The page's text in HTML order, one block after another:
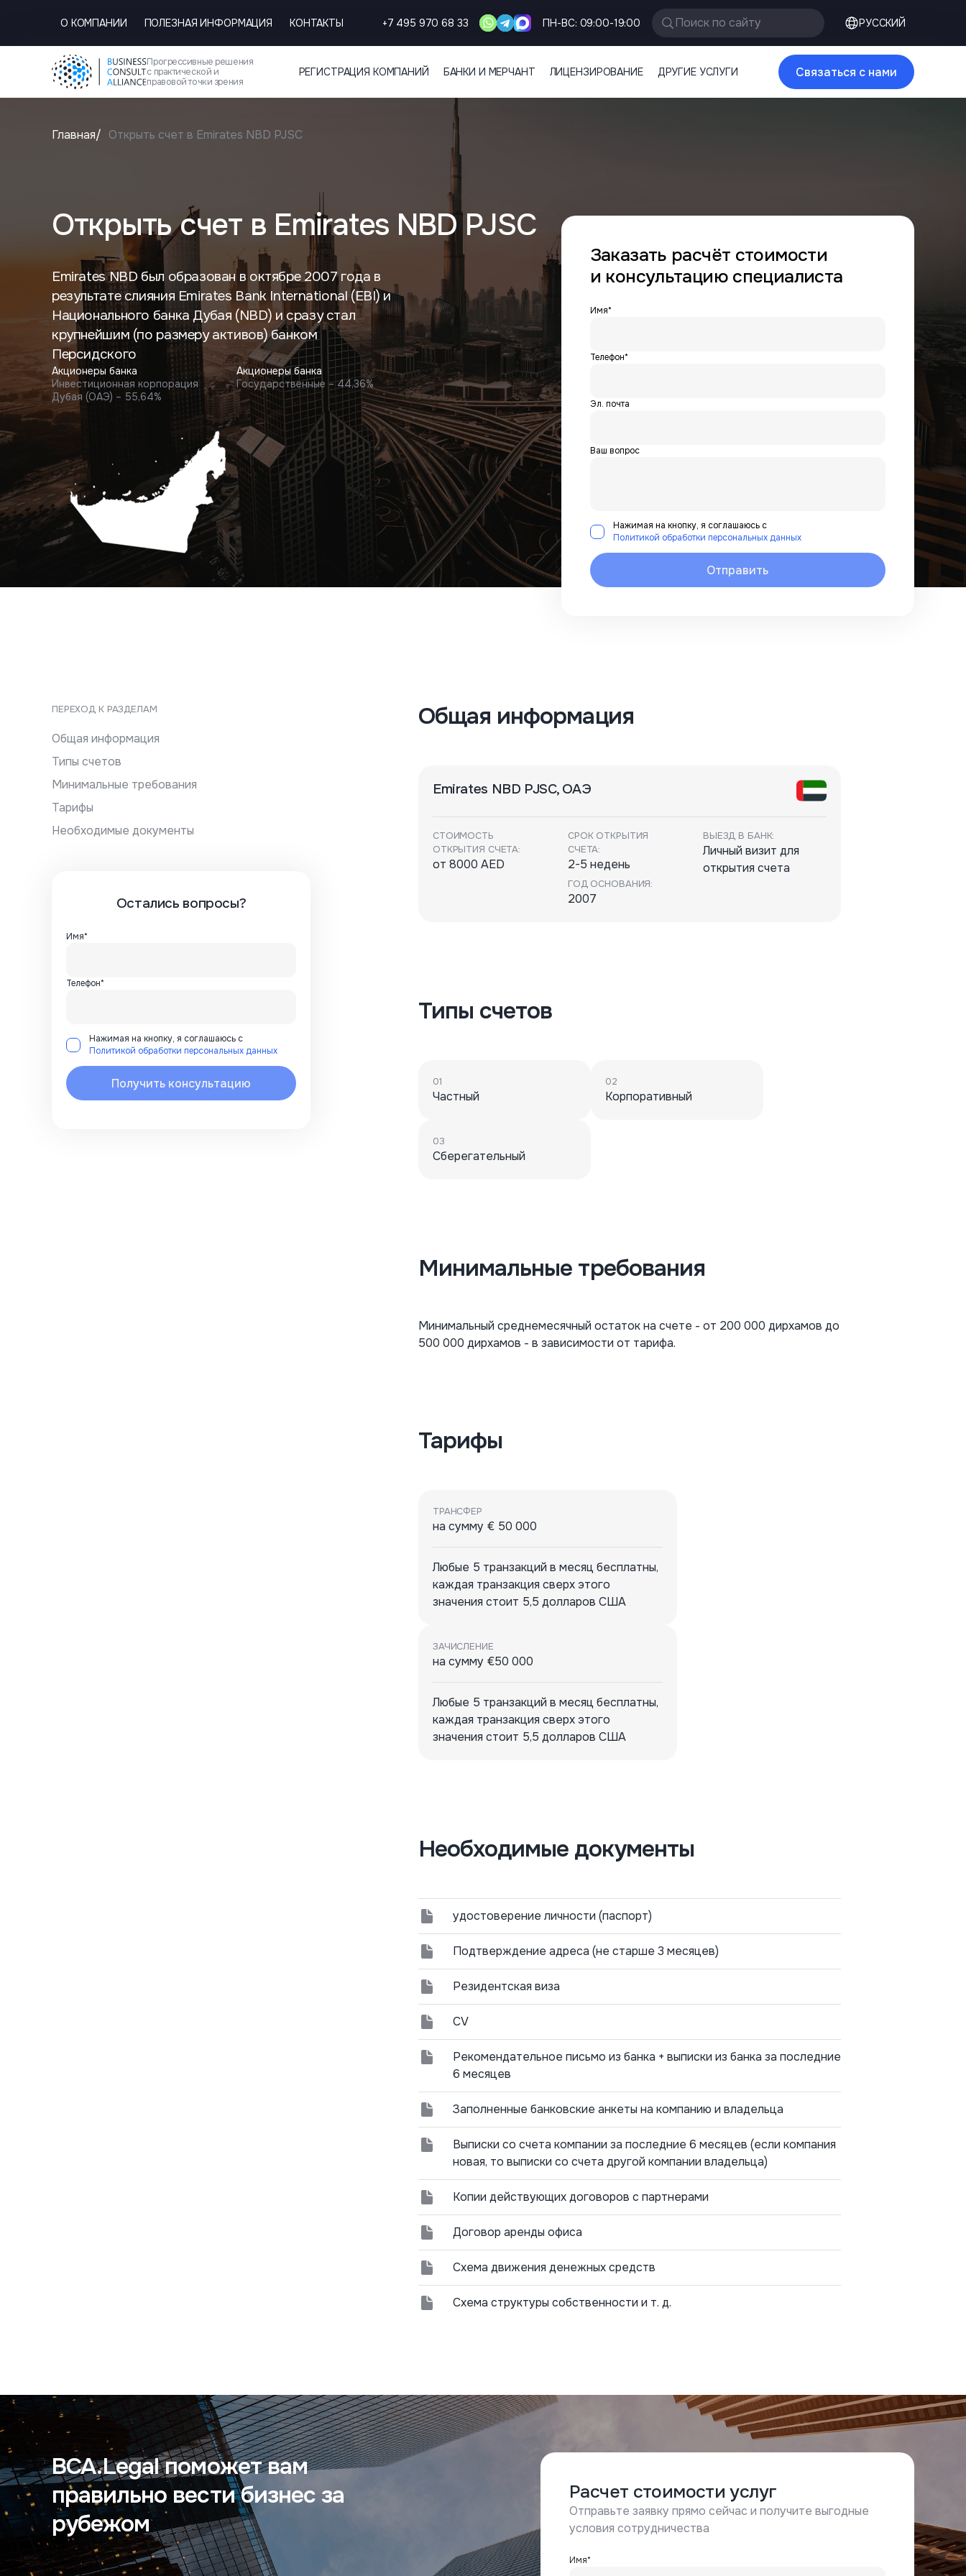
О КОМПАНИИ ПОЛЕЗНАЯ ИНФОРМАЦИЯ КОНТАКТЫ +7 495 970 68 33 ПН-ВС: 09:00-19:00 Поиск по сайту РУССКИЙ
Прогрессивные решения
с практической и
правовой точки зрения
РЕГИСТРАЦИЯ КОМПАНИЙ БАНКИ И МЕРЧАНТ ЛИЦЕНЗИРОВАНИЕ ДРУГИЕ УСЛУГИ Связаться с нами
Главная Открыть счет в Emirates NBD PJSC
Открыть счет в Emirates NBD PJSC
Emirates NBD был образован в октябре 2007 года в
результате слияния Emirates Bank International (EBI) и
Национального банка Дубая (NBD) и сразу стал
крупнейшим (по размеру активов) банком
Персидского
Акционеры банка
Инвестиционная корпорация
Дубая (ОАЭ) – 55,64%
Акционеры банка
Государственные – 44,36%
Заказать расчёт стоимости
и консультацию специалиста
Имя*
Телефон*
Эл. почта
Ваш вопрос
Нажимая на кнопку, я соглашаюсь с
Политикой обработки персональных данных
Отправить
ПЕРЕХОД К РАЗДЕЛАМ
Общая информация
Типы счетов
Минимальные требования
Тарифы
Необходимые документы
Остались вопросы?
Имя*
Телефон*
Нажимая на кнопку, я соглашаюсь с
Политикой обработки персональных данных
Получить консультацию
Общая информация
Emirates NBD PJSC, ОАЭ
СТОИМОСТЬ
ОТКРЫТИЯ СЧЕТА:
от 8000 AED
СРОК ОТКРЫТИЯ
СЧЕТА:
2-5 недень
ВЫЕЗД В БАНК:
Личный визит для
открытия счета
ГОД ОСНОВАНИЯ:
2007
Типы счетов
01
Частный
02
Корпоративный
03
Сберегательный
Минимальные требования
Минимальный среднемесячный остаток на счете - от 200 000 дирхамов до
500 000 дирхамов - в зависимости от тарифа.
Тарифы
ТРАНСФЕР
на сумму € 50 000
Любые 5 транзакций в месяц бесплатны,
каждая транзакция сверх этого
значения стоит 5,5 долларов США
ЗАЧИСЛЕНИЕ
на сумму €50 000
Любые 5 транзакций в месяц бесплатны,
каждая транзакция сверх этого
значения стоит 5,5 долларов США
Необходимые документы
удостоверение личности (паспорт)
Подтверждение адреса (не старше 3 месяцев)
Резидентская виза
CV
Рекомендательное письмо из банка + выписки из банка за последние
6 месяцев
Заполненные банковские анкеты на компанию и владельца
Выписки со счета компании за последние 6 месяцев (если компания
новая, то выписки со счета другой компании владельца)
Копии действующих договоров с партнерами
Договор аренды офиса
Схема движения денежных средств
Схема структуры собственности и т. д.
BCA.Legal поможет вам
правильно вести бизнес за
рубежом
Расчет стоимости услуг
Отправьте заявку прямо сейчас и получите выгодные
условия сотрудничества
Имя*